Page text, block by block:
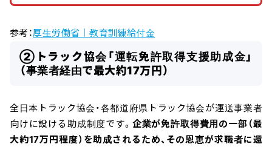
参考：厚生労働省｜教育訓練給付金
②トラック協会「運転免許取得支援助成金」
（事業者経由で最大約17万円）
全日本トラック協会・各都道府県トラック協会が運送事業者
向けに設ける助成制度です。 企業が免許取得費用の一部（最
大約17万円程度）を助成されるため、その恩恵が求職者に還